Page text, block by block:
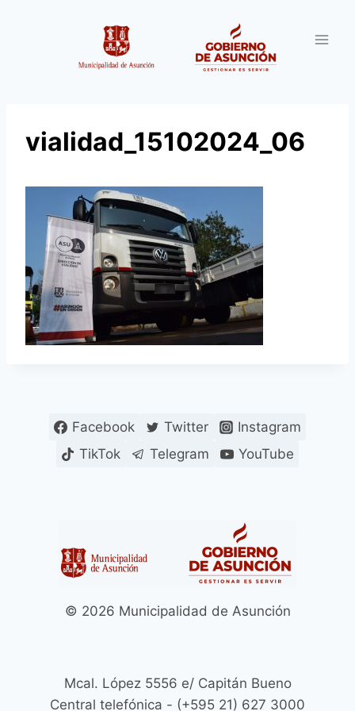
vialidad_15102024_06
Facebook Twitter
Instagram
TikTok
Telegram YouTube
© 2026 Municipalidad de Asunción
Mcal. López 5556 e/ Capitán Bueno
Central telefónica - (+595 21) 627 3000